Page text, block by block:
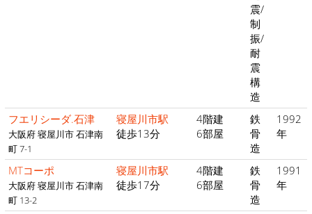
震/
制
振/
耐
震
構
造
フエリシーダ.石津
大阪府 寝屋川市 石津南
町 7-1
寝屋川市駅
徒歩13分
4階建
6部屋
鉄
骨
造
1992
年
MTコーポ
大阪府 寝屋川市 石津南
町 13-2
寝屋川市駅
徒歩17分
4階建
6部屋
鉄
骨
造
1991
年